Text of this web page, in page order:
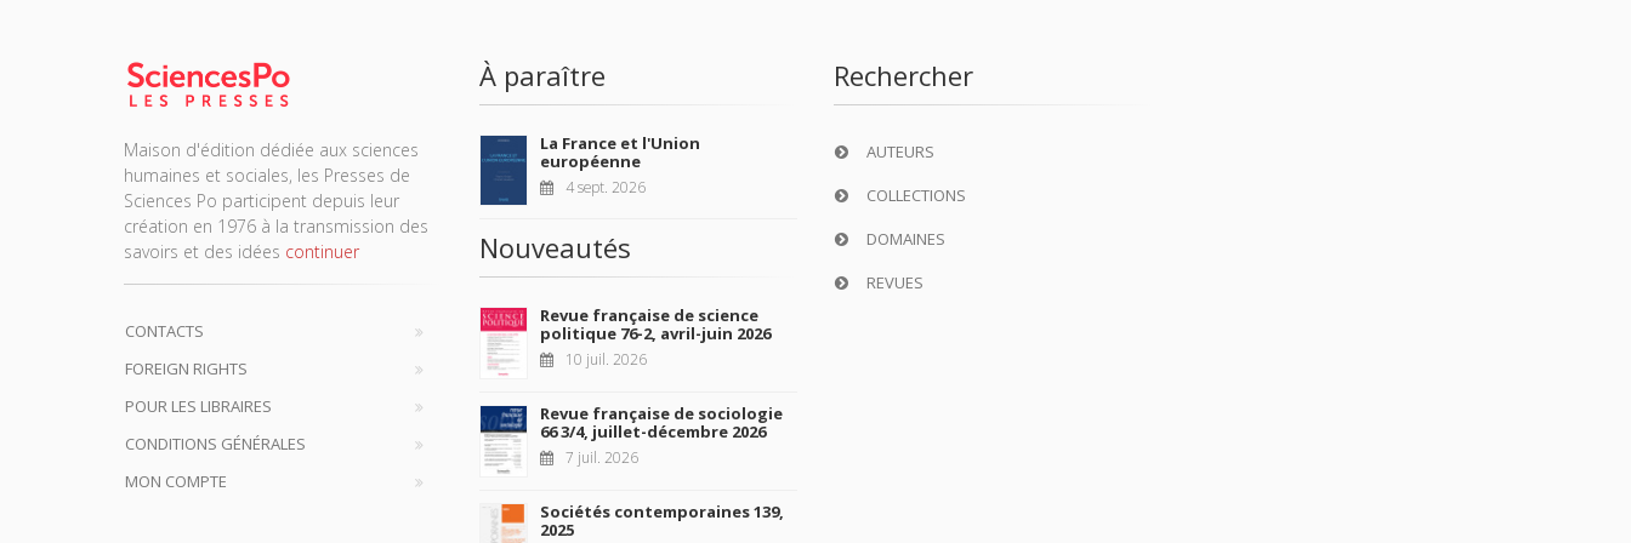
Maison d'édition dédiée aux sciences
humaines et sociales, les Presses de
Sciences Po participent depuis leur
création en 1976 à la transmission des
savoirs et des idées continuer
CONTACTS
FOREIGN RIGHTS
POUR LES LIBRAIRES
CONDITIONS GÉNÉRALES
MON COMPTE
À paraître
La France et l'Union
européenne
4 sept. 2026
Nouveautés
Revue française de science
politique 76-2, avril-juin 2026
10 juil. 2026
Revue française de sociologie
66 3/4, juillet-décembre 2026
7 juil. 2026
Sociétés contemporaines 139,
2025
Rechercher
AUTEURS
COLLECTIONS
DOMAINES
REVUES